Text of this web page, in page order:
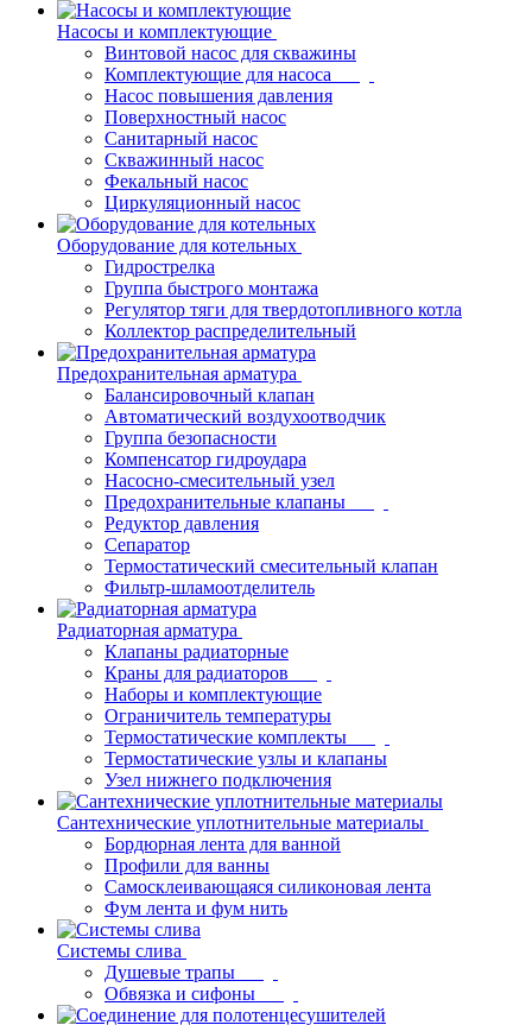
Насосы и комплектующие
Винтовой насос для скважины
Комплектующие для насоса
Насос повышения давления
Поверхностный насос
Санитарный насос
Скважинный насос
Фекальный насос
Циркуляционный насос
Оборудование для котельных
Гидрострелка
Группа быстрого монтажа
Регулятор тяги для твердотопливного котла
Коллектор распределительный
Предохранительная арматура
Балансировочный клапан
Автоматический воздухоотводчик
Группа безопасности
Компенсатор гидроудара
Насосно-смесительный узел
Предохранительные клапаны
Редуктор давления
Сепаратор
Термостатический смесительный клапан
Фильтр-шламоотделитель
Радиаторная арматура
Клапаны радиаторные
Краны для радиаторов
Наборы и комплектующие
Ограничитель температуры
Термостатические комплекты
Термостатические узлы и клапаны
Узел нижнего подключения
Сантехнические уплотнительные материалы
Бордюрная лента для ванной
Профили для ванны
Самосклеивающаяся силиконовая лента
Фум лента и фум нить
Системы слива
Душевые трапы
Обвязка и сифоны